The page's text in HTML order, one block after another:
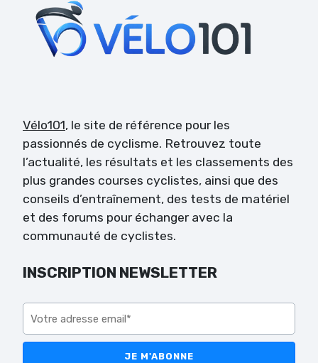
Vélo101, le site de référence pour les
passionnés de cyclisme. Retrouvez toute
l’actualité, les résultats et les classements des
plus grandes courses cyclistes, ainsi que des
conseils d’entraînement, des tests de matériel
et des forums pour échanger avec la
communauté de cyclistes.
INSCRIPTION NEWSLETTER